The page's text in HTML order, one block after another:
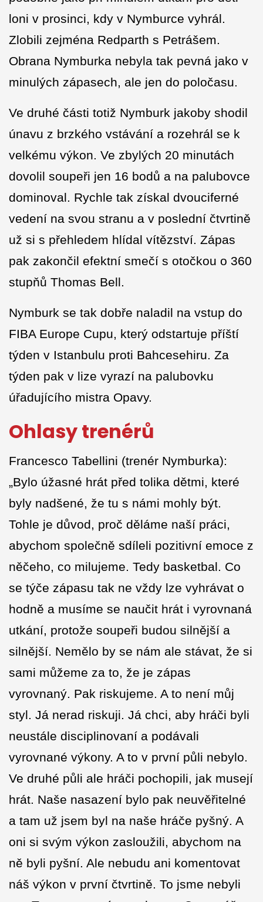
loni v prosinci, kdy v Nymburce vyhrál.
Zlobili zejména Redparth s Petrášem.
Obrana Nymburka nebyla tak pevná jako v
minulých zápasech, ale jen do poločasu.
Ve druhé části totiž Nymburk jakoby shodil
únavu z brzkého vstávání a rozehrál se k
velkému výkon. Ve zbylých 20 minutách
dovolil soupeři jen 16 bodů a na palubovce
dominoval. Rychle tak získal dvouciferné
vedení na svou stranu a v poslední čtvrtině
už si s přehledem hlídal vítězství. Zápas
pak zakončil efektní smečí s otočkou o 360
stupňů Thomas Bell.
Nymburk se tak dobře naladil na vstup do
FIBA Europe Cupu, který odstartuje příští
týden v Istanbulu proti Bahcesehiru. Za
týden pak v lize vyrazí na palubovku
úřadujícího mistra Opavy.
Ohlasy trenérů
Francesco Tabellini (trenér Nymburka):
„Bylo úžasné hrát před tolika dětmi, které
byly nadšené, že tu s námi mohly být.
Tohle je důvod, proč děláme naší práci,
abychom společně sdíleli pozitivní emoce z
něčeho, co milujeme. Tedy basketbal. Co
se týče zápasu tak ne vždy lze vyhrávat o
hodně a musíme se naučit hrát i vyrovnaná
utkání, protože soupeři budou silnější a
silnější. Nemělo by se nám ale stávat, že si
sami můžeme za to, že je zápas
vyrovnaný. Pak riskujeme. A to není můj
styl. Já nerad riskuji. Já chci, aby hráči byli
neustále disciplinovaní a podávali
vyrovnané výkony. A to v první půli nebylo.
Ve druhé půli ale hráči pochopili, jak musejí
hrát. Naše nasazení bylo pak neuvěřitelné
a tam už jsem byl na naše hráče pyšný. A
oni si svým výkon zasloužili, abychom na
ně byli pyšní. Ale nebudu ani komentovat
náš výkon v první čtvrtině. To jsme nebyli